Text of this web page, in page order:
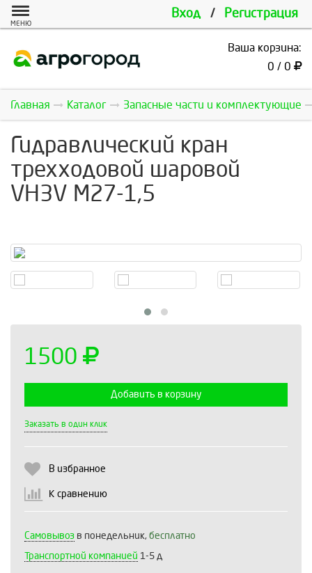
Вход / Регистрация
МЕНЮ
Ваша корзина:
0 / 0
Главная Каталог Запасные части и комплектующие
Гидравлический кран
трехходовой шаровой
VH3V М27-1,5
1500
Добавить в корзину
Заказать в один клик
В избранное
К сравнению
Самовывоз в понедельник, бесплатно
Транспортной компанией 1-5 д